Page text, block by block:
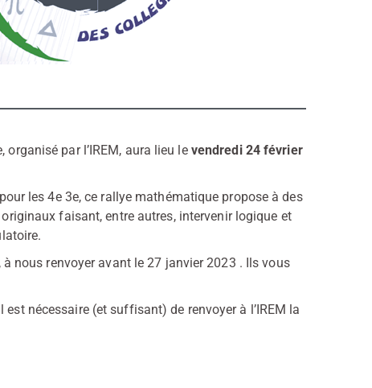
par l’IREM, aura lieu levendredi 24 février
les 4e 3e, ce rallye mathématique propose à des
originaux faisant, entre autres, intervenir logique et
à nous renvoyer avant le 27 janvier 2023 . Ils vous
nécessaire (et suffisant) de renvoyer à l’IREM la